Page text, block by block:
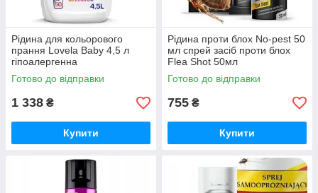
Рідина для кольорового
прання Lovela Baby 4,5 л
гіпоалергенна
Готово до відправки
1 338 ₴
Купити
Рідина проти блох No-pest 50
мл спрей засіб проти блох
Flea Shot 50мл
Готово до відправки
755 ₴
Купити